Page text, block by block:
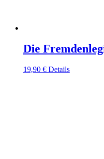
Die
19,90 € Details